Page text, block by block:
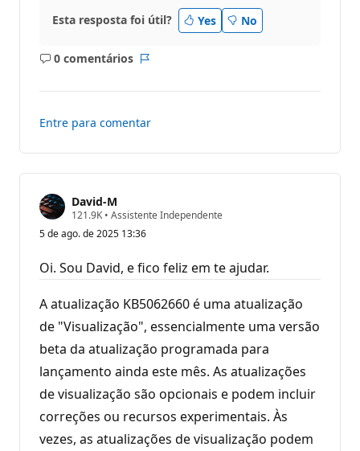
e
p
a
ã
Esta resposta foi útil? Yes No
0 comentários
Sem
Entre para comentar
David-M
121.9K P
n
o
s
e
r
e
p
u
a
ã
• Assistente Independente
5 de ago. de 2025 13:36
Oi. Sou David, e fico feliz em te ajudar.
A atualização KB5062660 é uma atualização
de "Visualização", essencialmente uma versão
beta da atualização programada para
lançamento ainda este mês. As atualizações
de visualização são opcionais e podem incluir
correções ou recursos experimentais. Às
vezes, as atualizações de visualização podem